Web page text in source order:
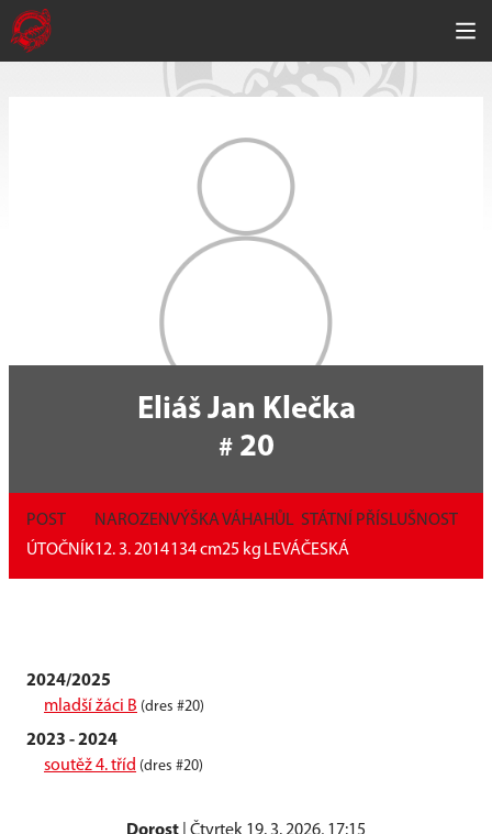
Eliáš Jan Klečka
# 20
POST
ÚTOČNÍK
NAROZEN
12. 3. 2014
VÝŠKA
134cm
VÁHA
25 kg
HŮL
LEVÁ
STÁTNÍ PŘÍSLUŠNOST
ČESKÁ
2024/2025
mladší žáci B (dres #20)
2023 - 2024
soutěž 4. tříd (dres #20)